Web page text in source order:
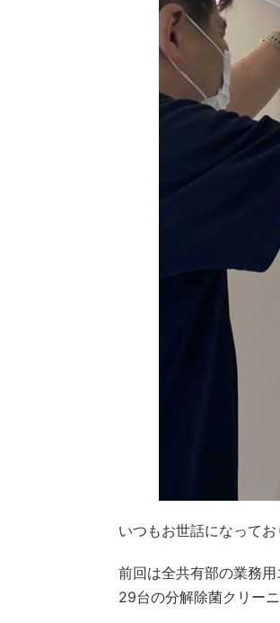
いつもお世話になってお
前回は全共有部の業務
29台の分解除菌クリーニ